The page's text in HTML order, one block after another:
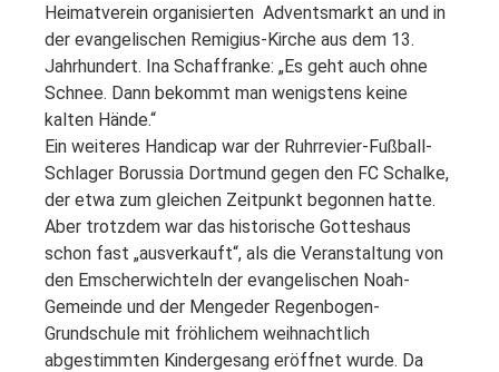
Heimatverein organisierten Adventsmarkt an und in
der evangelischen Remigius-Kirche aus dem 13.
Jahrhundert. Ina Schaffranke: „Es geht auch ohne
Schnee. Dann bekommt man wenigstens keine
kalten Hände.“
Ein weiteres Handicap war der Ruhrrevier-Fußball-
Schlager Borussia Dortmund gegen den FC Schalke,
der etwa zum gleichen Zeitpunkt begonnen hatte.
Aber trotzdem war das historische Gotteshaus
schon fast „ausverkauft“, als die Veranstaltung von
den Emscherwichteln der evangelischen Noah-
Gemeinde und der Mengeder Regenbogen-
Grundschule mit fröhlichem weihnachtlich
abgestimmten Kindergesang eröffnet wurde. Da